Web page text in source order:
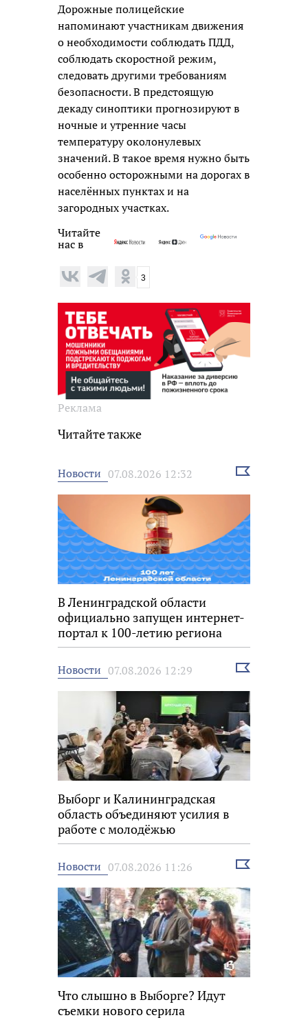
Дорожные полицейские
напоминают участникам движения
о необходимости соблюдать ПДД,
соблюдать скоростной режим,
следовать другими требованиям
безопасности. В предстоящую
декаду синоптики прогнозируют в
ночные и утренние часы
температуру околонулевых
значений. В такое время нужно быть
особенно осторожными на дорогах в
населённых пунктах и на
загородных участках.
Читайте
нас в
3
Реклама
Читайте также
Новости 07.08.2026 12:32
Выбрать
В Ленинградской области
официально запущен интернет-
портал к 100-летию региона
Новости 07.08.2026 12:29
Выбрать
Выборг и Калининградская
область объединяют усилия в
работе с молодёжью
Новости 07.08.2026 11:26
Выбрать
Что слышно в Выборге? Идут
съемки нового серила